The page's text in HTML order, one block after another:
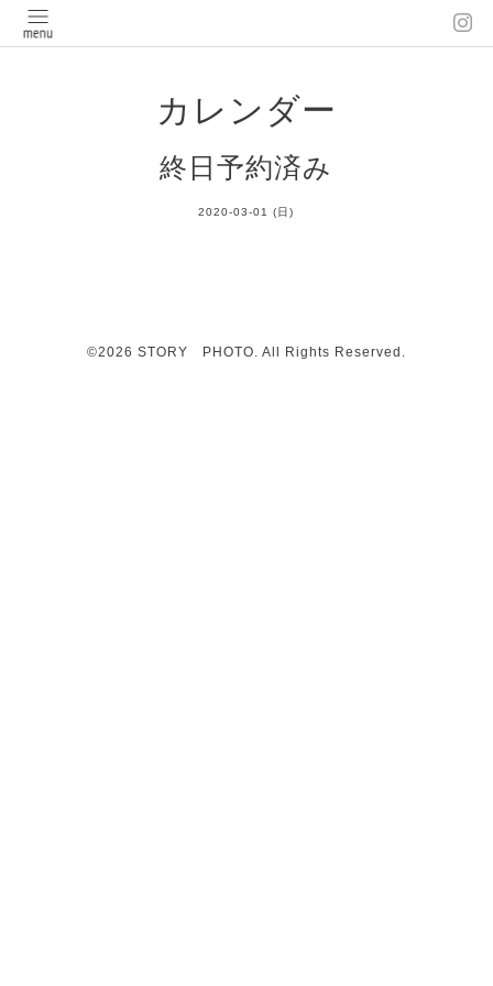
カレンダー
終日予約済み
2020-03-01 (日)
©2026 STORY PHOTO. All Rights Reserved.